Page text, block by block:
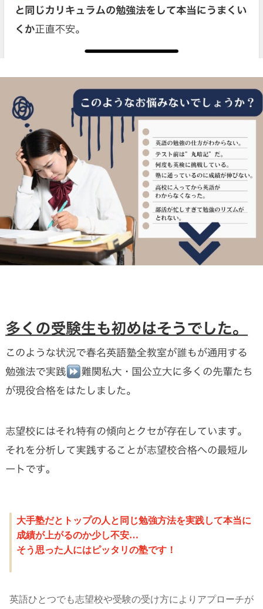
大手塾だとトップの人と同じ勉強方法を実践して本当に
成績が上がるのか少し不安…
そう思った人にはピッタリの塾です！
英語ひとつでも志望校や受験の受け方によりアプローチが